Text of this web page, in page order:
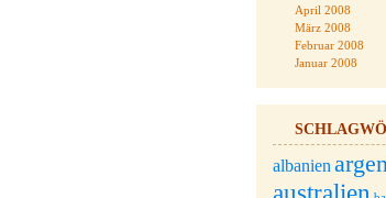
April 2008
März 2008
Februar 2008
Januar 2008
albanien